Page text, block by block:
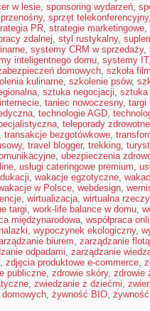
w lesie, sponsoring wydarzeń,
, sprzęt telekonferencyjny
PR, strategie marketingowe,
zdalnej, styl rustykalny,
, systemy CRM w sprzedaży,
inteligentnego domu, systemy IT
domowych, szkoła
kulinarne, szkolenie psów,
, sztuka negocjacji, sztuka
, taniec nowoczesny, targi
, technologie AGD,
, teleporady zdrowotne
, transakcje bezgotówkowe,
, travel blogger, trekking,
, ubezpieczenia
, usługi cateringowe premium,
, wakacje egzotyczne,
w Polsce, webdesign,
, wirtualizacja, wirtualna
targi, work-life balance w domu,
międzynarodowa, współpraca
, wypoczynek ekologiczny,
biurem, zarządzanie flotą
odpadami, zarządzanie
, zdjęcia produktowe e-commerce,
publiczne, zdrowie skóry, zdrowie
, zwiedzanie z dziećmi,
, żywność BIO,